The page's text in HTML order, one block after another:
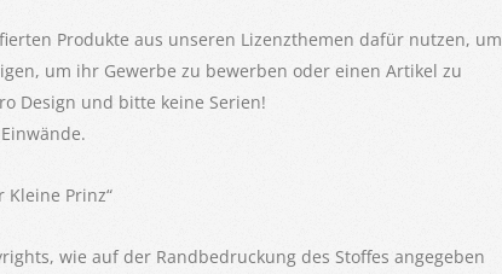
Produkte aus unseren Lizenzthemen dafür nutzen, um
um ihr Gewerbe zu bewerben oder einen Artikel zu
Design und bitte keine Serien!
Kleine Prinz“
wie auf der Randbedruckung des Stoffes angegeben